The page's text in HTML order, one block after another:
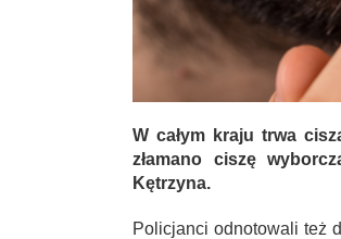
W całym kraju trwa
złamano ciszę
Kętrzyna.
Policjanci odnotowali też